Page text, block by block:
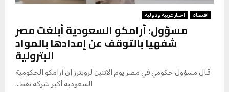
اخبار عربية ودولية اقتصاد
مسؤول: أرامكو السعودية أبلغت مصر
شفهيا بالتوقف عن إمدادها بالمواد
البترولية
قال مسؤول حكومي في مصر يوم الاثنين لرويترز إن أرامكو الحكومية
السعودية أكبر شركة نفط...